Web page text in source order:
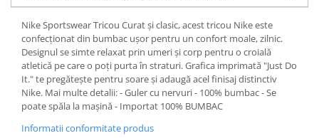
Nike Sportswear Tricou Curat și clasic, acest tricou Nike este
confecționat din bumbac ușor pentru un confort moale, zilnic.
Designul se simte relaxat prin umeri și corp pentru o croială
atletică pe care o poți purta în straturi. Grafica imprimată "Just Do
It." te pregătește pentru soare și adaugă acel finisaj distinctiv
Nike. Mai multe detalii: - Guler cu nervuri - 100% bumbac - Se
poate spăla la mașină - Importat 100% BUMBAC
Informatii conformitate produs